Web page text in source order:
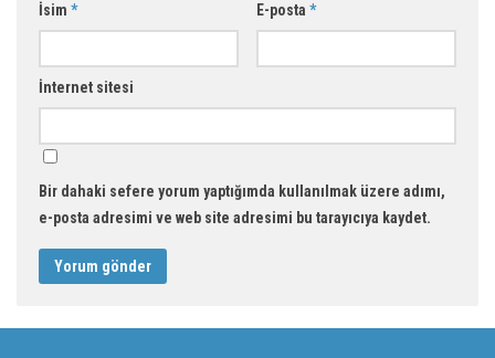
İsim * E-posta *
İnternet sitesi
Bir dahaki sefere yorum yaptığımda kullanılmak üzere adımı,
e-posta adresimi ve web site adresimi bu tarayıcıya kaydet.